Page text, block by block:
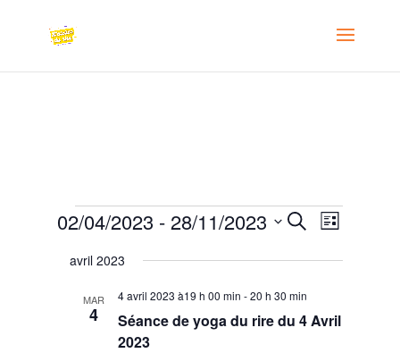
Évènements
Recherche
navigation
de
vues
Recherche
de
vues
Liste
02/04/2023 - 28/11/2023
uneavril 2023
MAR
4
Séance de yoga du rire du 4 Avril
2023
4 avril 2023 à19 h 00 min -20 h 30 min